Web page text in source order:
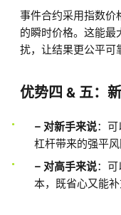
事件合约采用指数价
的瞬时价格。这能最
扰，让结果更公平可
优势四 & 五：
– 对新手来说：
杠杆带来的强平风
– 对高手来说：
本，既省心又能补